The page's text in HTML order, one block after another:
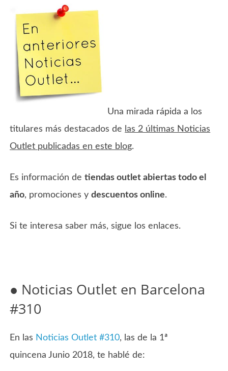
Una mirada rápida a los
titulares más destacados de las 2 últimas Noticias
Outlet publicadas en este blog.
Es información detiendas outlet abiertas todo el
año, promociones ydescuentos online.
Si te interesa saber más, sigue los enlaces.
● Noticias Outlet en Barcelona
#310
En las Noticias Outlet #310, las de la 1ª
quincena Junio 2018, te hablé de: